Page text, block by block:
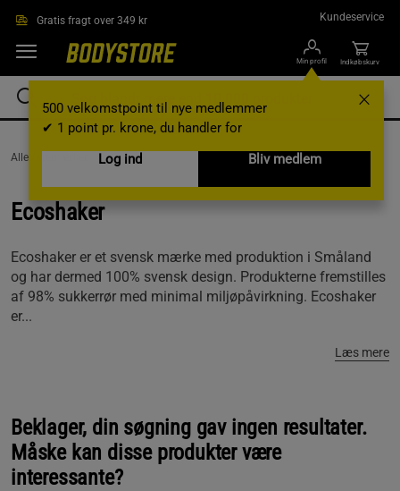
Gratis fragt over 349 kr Kundeservice
Min profil
500 velkomstpoint til nye medlemmer
✔ 1 point pr. krone, du handler for
Log ind
Bliv medlem
Indkøbskurv
AlleVaremærker / Ecoshaker
Ecoshaker
Ecoshaker er et svensk mærke med produktion i Småland
og har dermed 100% svensk design. Produkterne fremstilles
af 98% sukkerrør med minimal miljøpåvirkning. Ecoshaker
er...
Læs mere
Beklager, din søgning gav ingen resultater.
Måske kan disse produkter være
interessante?